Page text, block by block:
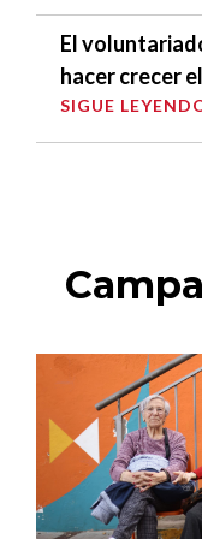
El
hacer crecer
SIGUE